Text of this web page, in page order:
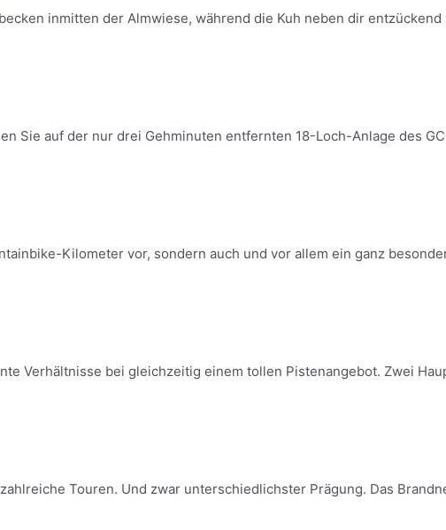
inmitten der Almwiese, während die Kuh neben dir entzückend
Sie auf der nur drei Gehminuten entfernten 18-Loch-Anlage des
Kilometer vor, sondern auch und vor allem ein ganz
Verhältnisse bei gleichzeitig einem tollen Pistenangebot. Zwei
Touren. Und zwar unterschiedlichster Prägung. Das